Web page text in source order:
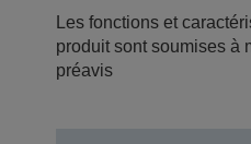
Les fonctions et
produit sont soumises à
préavis